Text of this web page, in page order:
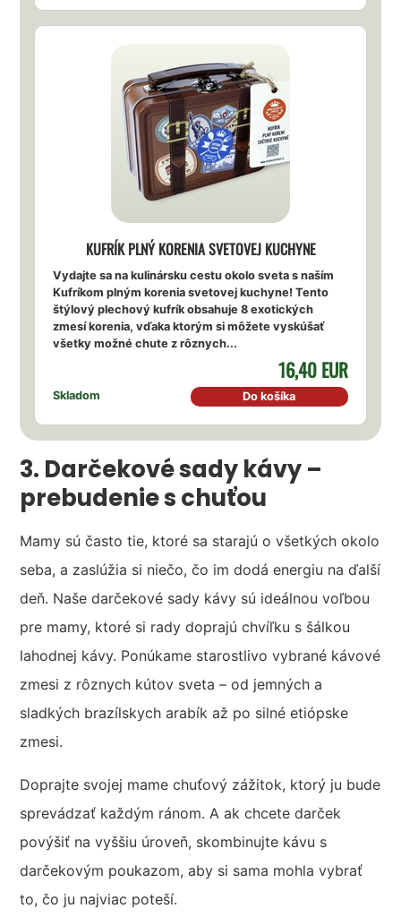
KUFRÍK PLNÝ KORENIA SVETOVEJ KUCHYNE
Vydajte sa na kulinársku cestu okolo sveta s naším
Kufríkom plným korenia svetovej kuchyne! Tento
štýlový plechový kufrík obsahuje 8 exotických
zmesí korenia, vďaka ktorým si môžete vyskúšať
všetky možné chute z rôznych...
Skladom
16,40 EUR
Do košíka
3. Darčekové sady kávy –
prebudenie s chuťou
Mamy sú často tie, ktoré sa starajú o všetkých okolo
seba, a zaslúžia si niečo, čo im dodá energiu na ďalší
deň. Naše darčekové sady kávy sú ideálnou voľbou
pre mamy, ktoré si rady doprajú chvíľku s šálkou
lahodnej kávy. Ponúkame starostlivo vybrané kávové
zmesi z rôznych kútov sveta – od jemných a
sladkých brazílskych arabík až po silné etiópske
zmesi.
Doprajte svojej mame chuťový zážitok, ktorý ju bude
sprevádzať každým ránom. A ak chcete darček
povýšiť na vyššiu úroveň, skombinujte kávu s
darčekovým poukazom, aby si sama mohla vybrať
to, čo ju najviac poteší.